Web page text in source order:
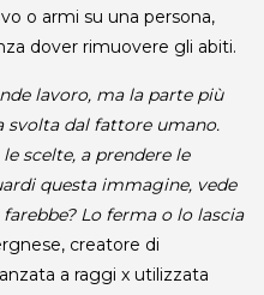
o armi su una persona,
dover rimuovere gli abiti.
lavoro, ma la parte più
svolta dal fattore umano.
scelte, a prendere le
questa immagine, vede
Lo ferma o lo lascia
creatore di
a raggi x utilizzata